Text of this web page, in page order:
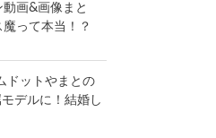
画&画像まと
って本当！？
ドットやまとの
デルに！結婚し